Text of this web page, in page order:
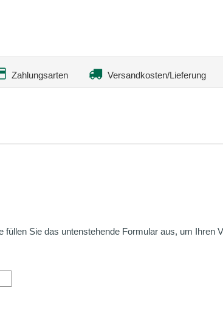
Zahlungsarten Versandkosten/Lieferung
füllen Sie das untenstehende Formular aus, um Ihren